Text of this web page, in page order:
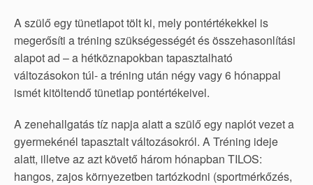
A szülő egy tünetlapot tölt ki, mely pontértékekkel is
megerősíti a tréning szükségességét és összehasonlítási
alapot ad – a hétköznapokban tapasztalható
változásokon túl- a tréning után négy vagy 6 hónappal
ismét kitöltendő tünetlap pontértékeivel.
A zenehallgatás tíz napja alatt a szülő egy naplót vezet a
gyermekénél tapasztalt változásokról. A Tréning ideje
alatt, illetve az azt követő három hónapban TILOS:
hangos, zajos környezetben tartózkodni (sportmérkőzés,